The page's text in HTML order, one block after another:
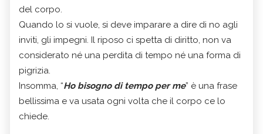
del corpo.
Quando lo si vuole, si deve imparare a dire di no agli
inviti, gli impegni. Il riposo ci spetta di diritto, non va
considerato né una perdita di tempo né una forma di
pigrizia.
Insomma, “Ho bisogno di tempo per me” è una frase
bellissima e va usata ogni volta che il corpo ce lo
chiede.